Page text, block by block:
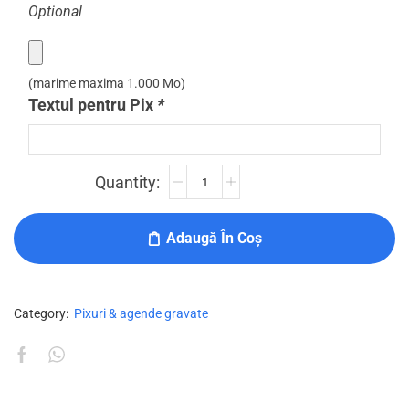
Optional
(marime maxima 1.000 Mo)
Textul pentru Pix *
Adaugă În Coș
Category: Pixuri & agende gravate